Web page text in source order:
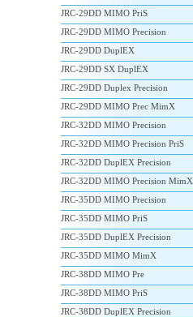
JRC-29DD MIMO PriS
JRC-29DD MIMO Precision
JRC-29DD DuplEX
JRC-29DD SX DuplEX
JRC-29DD Duplex Precision
JRC-29DD MIMO Prec MimX
JRC-32DD MIMO Precision
JRC-32DD MIMO Precision PriS
JRC-32DD DuplEX Precision
JRC-32DD MIMO Precision MimX
JRC-35DD MIMO Precision
JRC-35DD MIMO PriS
JRC-35DD DuplEX Precision
JRC-35DD MIMO MimX
JRC-38DD MIMO Pre
JRC-38DD MIMO PriS
JRC-38DD DuplEX Precision